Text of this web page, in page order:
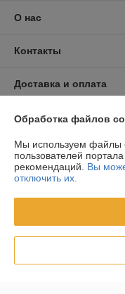
О нас
Контакты
Доставка и оплата
График работы
Полная версия сайта
Политика обработки
Сайт создан на
Обработка файлов
Мы используем файлы
пользователей
рекомендаций. Вы
отключить их.